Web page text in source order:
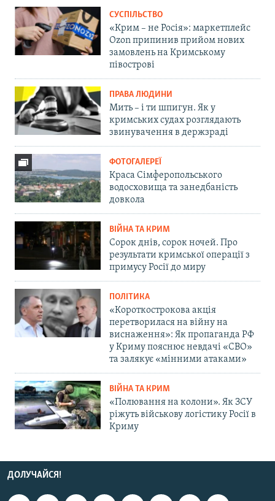
СУСПІЛЬСТВО
«Крим – не Росія»: маркетплейс
Ozon припинив прийом нових
замовлень на Кримському
півострові
ПРАВА ЛЮДИНИ
Мить – і ти шпигун. Як у
кримських судах розглядають
звинувачення в держзраді
ФОТОГАЛЕРЕЇ
Краса Сімферопольського
водосховища та занедбаність
довкола
ВІЙНА ТА КРИМ
Сорок днів, сорок ночей. Про
результати кримської операції з
примусу Росії до миру
ПОЛІТИКА
«Короткострокова акція
перетворилася на війну на
виснаження»: Як пропаганда РФ
у Криму пояснює невдачі «СВО»
та залякує «мінними атаками»
ВІЙНА ТА КРИМ
«Полювання на колони». Як ЗСУ
ріжуть військову логістику Росії в
Криму
ДОЛУЧАЙСЯ!